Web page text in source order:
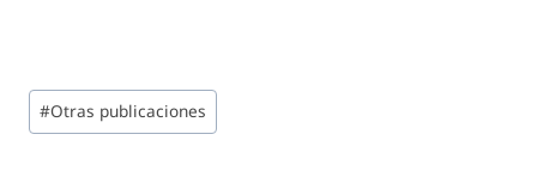
#Otras publicaciones